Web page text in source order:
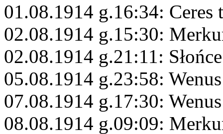
01.08.1914 g.16:34: Ceres
02.08.1914 g.15:30:
02.08.1914 g.21:11:
05.08.1914 g.23:58:
07.08.1914 g.17:30:
08.08.1914 g.09:09: